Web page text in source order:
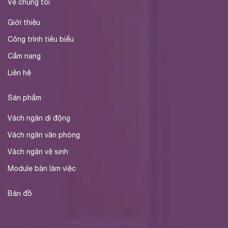
Về chúng tôi
Giới thiệu
Công trình tiêu biểu
Cẩm nang
Liên hệ
Sản phẩm
Vách ngăn di động
Vách ngăn văn phòng
Vách ngăn vệ sinh
Module bàn làm việc
Bản đồ